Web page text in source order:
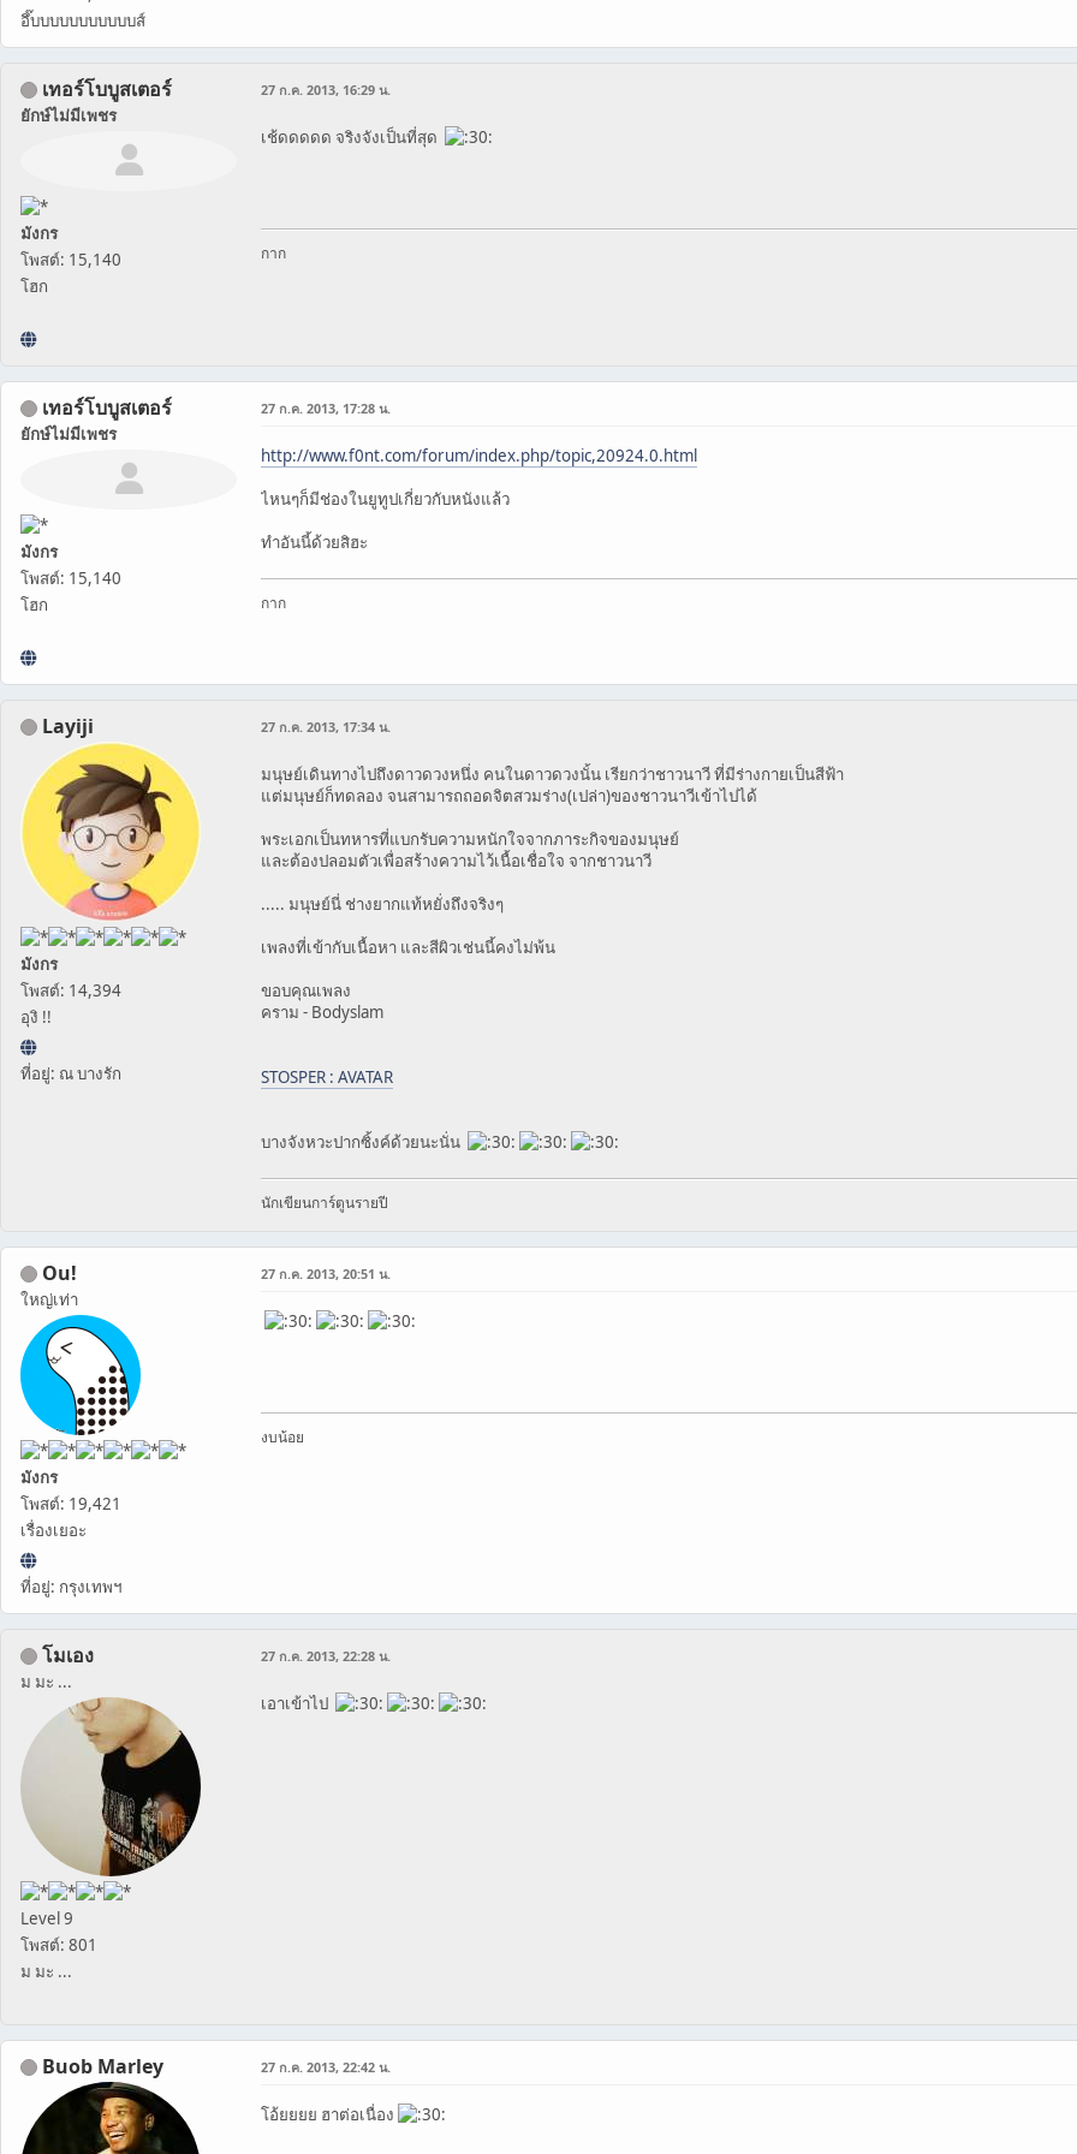
อึ๊บบบบบบบบบบบส์
เทอร์โบบูสเตอร์
ยักษ์ไม่มีเพชร
มังกร
โพสต์: 15,140
โฮก
27 ก.ค. 2013, 16:29 น.
เช้ดดดดด จริงจังเป็นที่สุด
กาก
เทอร์โบบูสเตอร์
ยักษ์ไม่มีเพชร
มังกร
โพสต์: 15,140
โฮก
27 ก.ค. 2013, 17:28 น.
http://www.f0nt.com/forum/index.php/topic,20924.0.html
ไหนๆก็มีช่องในยูทูปเกี่ยวกับหนังแล้ว
ทำอันนี้ด้วยสิฮะ
กาก
Layiji
มังกร
โพสต์: 14,394
อุงิ !!
ที่อยู่: ณ บางรัก
27 ก.ค. 2013, 17:34 น.
มนุษย์เดินทางไปถึงดาวดวงหนึ่ง คนในดาวดวงนั้น เรียกว่าชาวนาวี ที่มีร่างกายเป็นสีฟ้า
แต่มนุษย์ก็ทดลอง จนสามารถถอดจิตสวมร่าง(เปล่า)ของชาวนาวีเข้าไปได้
พระเอกเป็นทหารที่แบกรับความหนักใจจากภาระกิจของมนุษย์
และต้องปลอมตัวเพื่อสร้างความไว้เนื้อเชื่อใจ จากชาวนาวี
..... มนุษย์นี่ ช่างยากแท้หยั่งถึงจริงๆ
เพลงที่เข้ากับเนื้อหา และสีผิวเช่นนี้คงไม่พ้น
ขอบคุณเพลง
คราม - Bodyslam
STOSPER : AVATAR
บางจังหวะปากซิ้งค์ด้วยนะนั่น
นักเขียนการ์ตูนรายปี
Ou!
ใหญ่เท่า
มังกร
โพสต์: 19,421
เรื่องเยอะ
ที่อยู่: กรุงเทพฯ
27 ก.ค. 2013, 20:51 น.
งบน้อย
โมเอง
ม มะ ...
Level 9
โพสต์: 801
ม มะ ...
27 ก.ค. 2013, 22:28 น.
เอาเข้าไป
Buob Marley 27 ก.ค. 2013, 22:42 น.
โอ้ยยยย ฮาต่อเนื่อง